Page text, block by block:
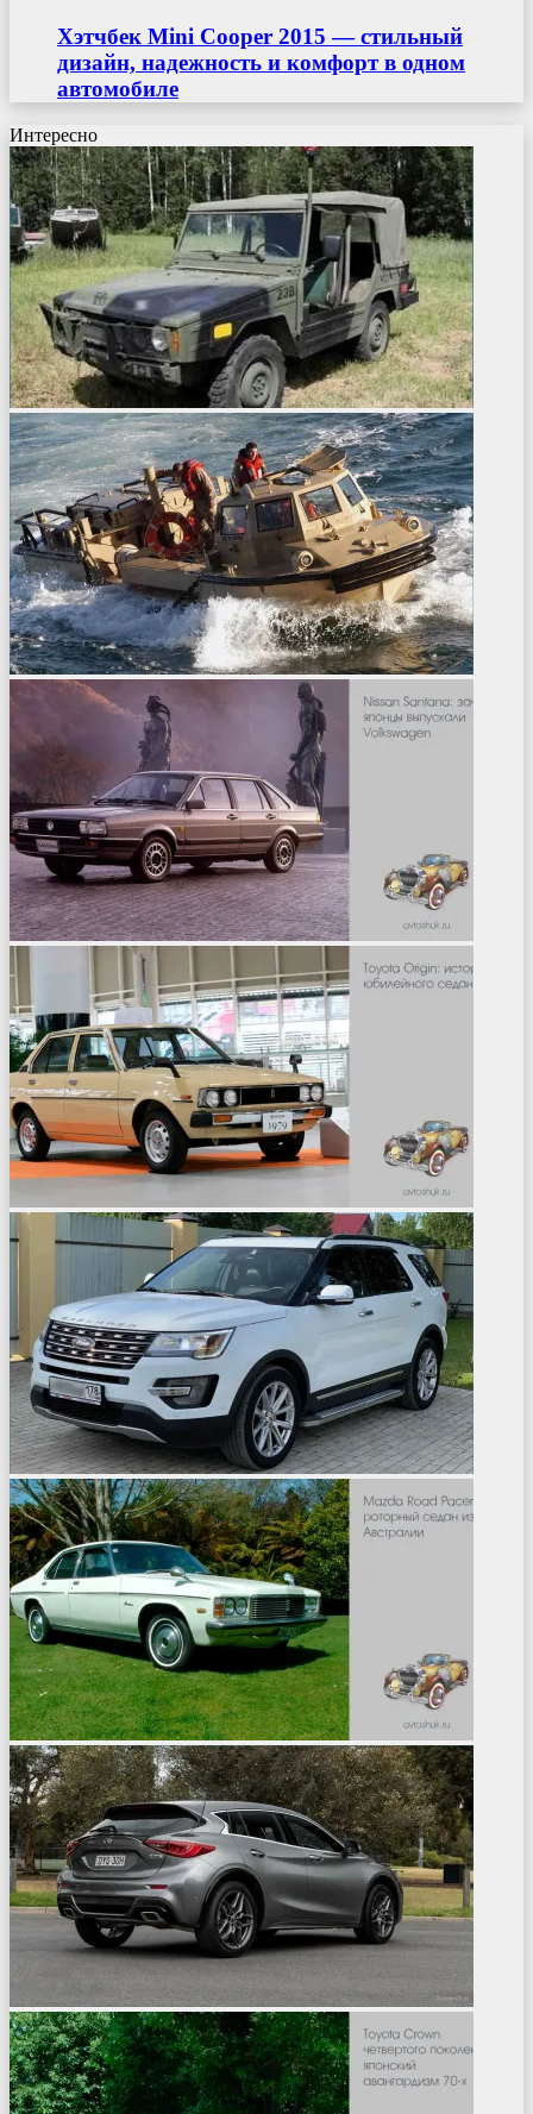
Хэтчбек Mini Cooper 2015 — стильный
дизайн, надежность и комфорт в одном
автомобиле
Интересно